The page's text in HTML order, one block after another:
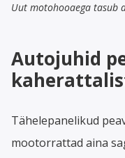
Uut motohooaega tasub
Autojuhid
Tähelepanelikud
mootorrattad aina